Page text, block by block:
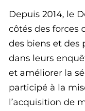
Depuis 2014, le
côtés des forces
des biens et des
dans leurs
et améliorer la
participé à la
l’acquisition de